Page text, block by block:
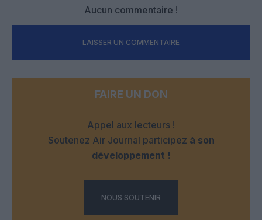
Aucun commentaire !
LAISSER UN COMMENTAIRE
FAIRE UN DON
Appel aux lecteurs !
Soutenez Air Journal participez à son
développement !
NOUS SOUTENIR